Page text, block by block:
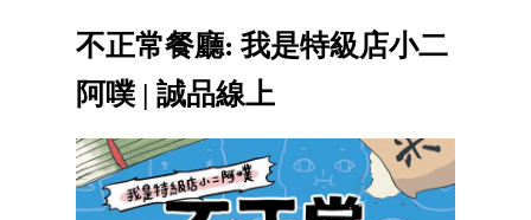
不正常餐廳: 我是特級店小二
阿噗 | 誠品線上